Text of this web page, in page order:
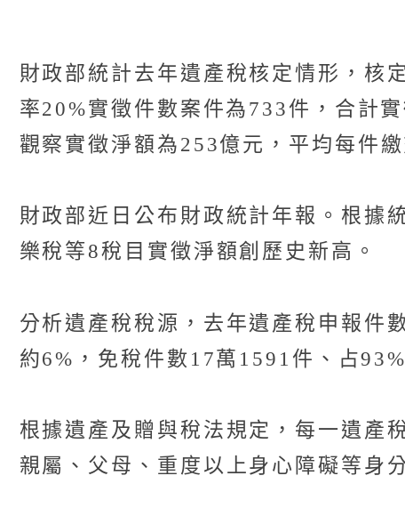
財政部統計去年遺產稅核定情形，核
率20%實徵件數案件為733件，合計
觀察實徵淨額為253億元，平均每件
財政部近日公布財政統計年報。根據
樂稅等8稅目實徵淨額創歷史新高。
分析遺產稅稅源，去年遺產稅申報件
約6%，免稅件數17萬1591件、占93%
根據遺產及贈與稅法規定，每一遺產
親屬、父母、重度以上身心障礙等身